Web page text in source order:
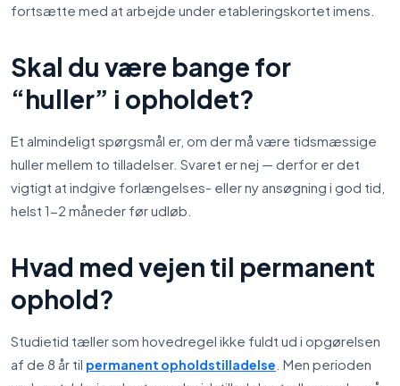
fortsætte med at arbejde under etableringskortet imens.
Skal du være bange for
“huller” i opholdet?
Et almindeligt spørgsmål er, om der må være tidsmæssige
huller mellem to tilladelser. Svaret er nej — derfor er det
vigtigt at indgive forlængelses- eller ny ansøgning i god tid,
helst 1-2 måneder før udløb.
Hvad med vejen til permanent
ophold?
Studietid tæller som hovedregel ikke fuldt ud i opgørelsen
af de 8 år til permanent opholdstilladelse . Men perioden